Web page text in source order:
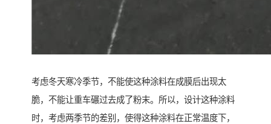
考虑冬天寒冷季节，不能使这种涂料在成膜后出现太
脆，不能让重车碾过去成了粉末。所以，设计这种涂料
时，考虑两季节的差别，使得这种涂料在正常温度下，